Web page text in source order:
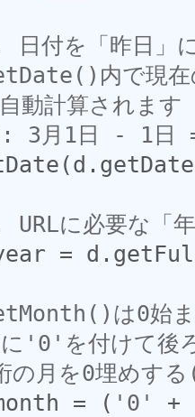
付を「昨日」
内で現在
動計算されます
3月1日 - 1日
(d . getDate
に必要な「年
= d .
は0始ま
'0'を付けて後
桁の月を0埋
= ( '0'
+